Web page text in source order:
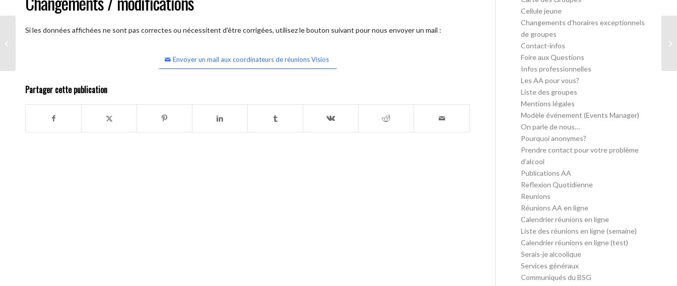
Si les données affichées ne sont pas correctes ou nécessitent d'être corrigées, utilisez le bouton suivant pour nous envoyer un mail :
Envoyer un mail aux coordinateurs de réunions Visios
Partager cette publication
Cellule jeune
Changements d’horaires exceptionnels
de groupes
Contact-infos
Foire aux Questions
Infos professionnelles
Les AA pour vous?
Liste des groupes
Mentions légales
Modèle événement (Events Manager)
On parle de nous…
Pourquoi anonymes?
Prendre contact pour votre problème
d’alcool
Publications AA
Reflexion Quotidienne
Reunions
Réunions AA en ligne
Calendrier réunions en ligne
Liste des réunions en ligne (semaine)
Calendrier réunions en ligne (test)
Serais-je alcoolique
Services généraux
Communiqués du BSG